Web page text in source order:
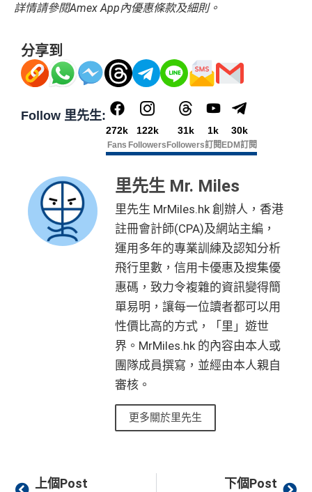
a Miles/ Avios/ KrisFlyer/Marriott Bonvoy
AE緊急家居及汽車支援服務
酒店Elite會籍，Hilton金卡入住送早餐
美心美膳會2-3人星期一至四食有六折
睇戲折扣：星期五係百老匯、PALACE或AMC睇戲買
一送一或其他日子享有8折優惠
AE購物保障：延長一年保障
高達HK$9,000奢華酒店回贈
AE白金卡香港足球會HKFC禮遇
亞洲50+指定高爾夫球會免費果嶺費
信和酒店優惠：會送住宿禮券，信和酒店及遠東酒店
集團第二晚免費住宿
AE美膳會及餐廳優惠合集/AE買一送
AE信用卡優惠合集
年費$9,500無得豁免
平日簽賬HK$9=1里，儲里數嚟講唔算吸引
詳情請參閱Amex App內優惠條款及細則。
分享到
Follow 里先生:
272k
Fans
122k
Followers
31k
Followers
1k
訂閱
30k
EDM訂閱
里先生 Mr. Miles
里先生 MrMiles.hk 創辦人，香港
註冊會計師(CPA)及網站主編，
運用多年的專業訓練及認知分析
飛行里數，信用卡優惠及搜集優
惠碼，致力令複雜的資訊變得簡
單易明，讓每一位讀者都可以用
性價比高的方式，「里」遊世
界。MrMiles.hk 的內容由本人或
團隊成員撰寫，並經由本人親自
審核。
更多關於里先生
Prev
上個Post 下個Post